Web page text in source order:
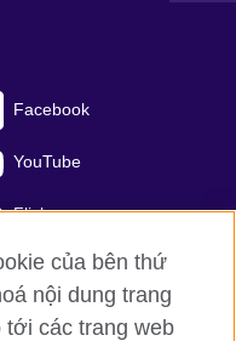
Facebook
YouTube
Flickr
TikTokcủa bên thứ
nội dung trang
các trang web